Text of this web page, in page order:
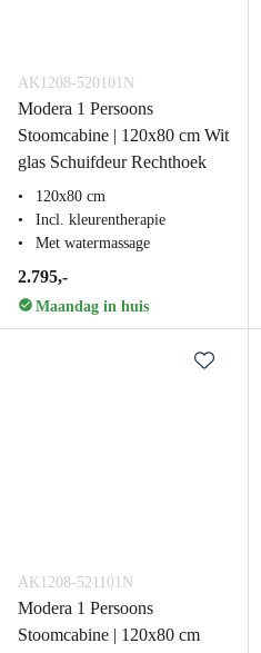
AK1208-520101N
Modera 1 Persoons
Stoomcabine | 120x80 cm Wit
glas Schuifdeur Rechthoek
120x80 cm
Incl. kleurentherapie
Met watermassage
2.795,-
Maandag in huis
AK1208-521101N
Modera 1 Persoons
Stoomcabine | 120x80 cm